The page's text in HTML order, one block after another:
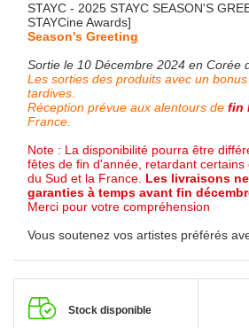
STAYC - 2025 STAYC SEASON'S
STAYCine Awards]
Season's Greeting
Sortie le 10 Décembre 2024 en Corée
Les sorties des produits avec un
tardives.
Réception prévue aux alentours de fin
France.
Note : La disponibilité pourra être
fêtes de fin d'année, retardant
du Sud et la France. Les livraisons
garanties à temps avant fin
Merci pour votre compréhension
Vous soutenez vos artistes préférés
Stock disponible